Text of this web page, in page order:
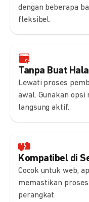
dengan beberapa
fleksibel.
Tanpa Buat
Lewati proses
awal. Gunakan
langsung aktif.
Kompatibel di
Cocok untuk web,
memastikan
perangkat.